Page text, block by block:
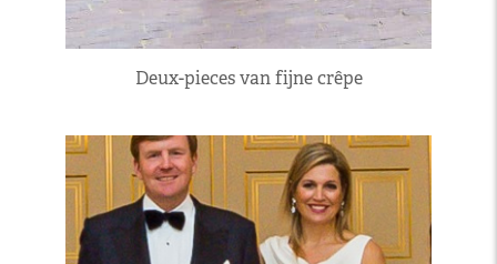
Deux-pieces van fijne crêpe